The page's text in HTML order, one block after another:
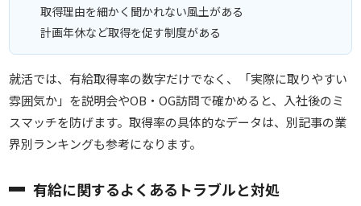
取得理由を細かく聞かれない風土がある
計画年休など取得を促す制度がある
就活では、有給取得率の数字だけでなく、「実際に取りやすい
雰囲気か」を説明会やOB・OG訪問で確かめると、入社後のミ
スマッチを防げます。取得率の具体的なデータは、別記事の業
界別ランキングも参考になります。
有給に関するよくあるトラブルと対処